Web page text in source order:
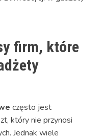
firm, które
często jest
który nie przynosi
Jednak wiele